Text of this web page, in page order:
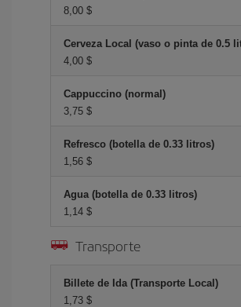
8,00 $
Cerveza Local (vaso o pinta de 0.5
4,00 $
Cappuccino (normal)
3,75 $
Refresco (botella de 0.33 litros)
1,56 $
Agua (botella de 0.33 litros)
1,14 $
Transporte
Billete de Ida (Transporte Local)
1,73 $